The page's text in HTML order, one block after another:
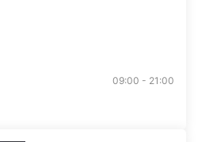
09:00 - 21:00